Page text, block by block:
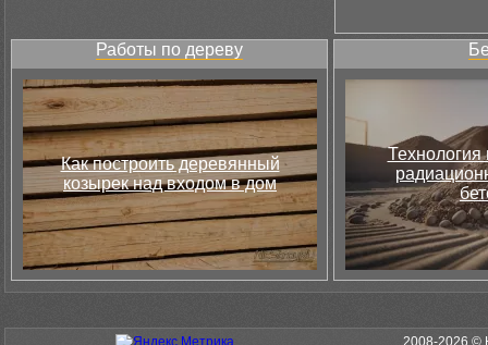
Работы по дереву
Как построить деревянный
козырек над входом в дом
Технология